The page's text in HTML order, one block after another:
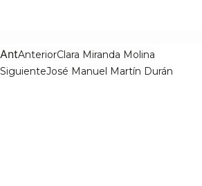
AntAnteriorClara Miranda Molina
SiguienteJosé Manuel Martín Durán